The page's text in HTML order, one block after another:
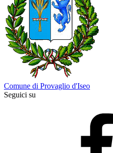
Comune di Provaglio d'Iseo
Seguici su